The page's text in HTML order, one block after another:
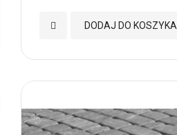
DODAJ DO KOSZYKA
Dodaj
Ulubionych